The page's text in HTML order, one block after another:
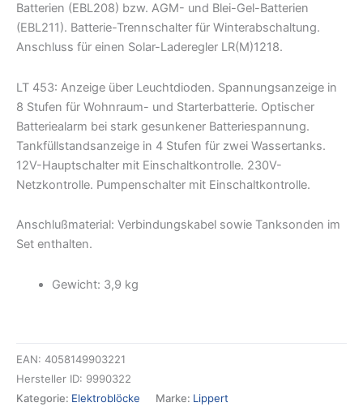
Batterien (EBL208) bzw. AGM- und Blei-Gel-Batterien
(EBL211). Batterie-Trennschalter für Winterabschaltung.
Anschluss für einen Solar-Laderegler LR(M)1218.
LT 453: Anzeige über Leuchtdioden. Spannungsanzeige in
8 Stufen für Wohnraum- und Starterbatterie. Optischer
Batteriealarm bei stark gesunkener Batteriespannung.
Tankfüllstandsanzeige in 4 Stufen für zwei Wassertanks.
12V-Hauptschalter mit Einschaltkontrolle. 230V-
Netzkontrolle. Pumpenschalter mit Einschaltkontrolle.
Anschlußmaterial: Verbindungskabel sowie Tanksonden im
Set enthalten.
Gewicht: 3,9 kg
EAN: 4058149903221
Hersteller ID: 9990322
Kategorie: Elektroblöcke Marke: Lippert